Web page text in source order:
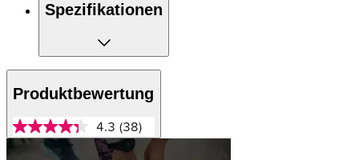
Spezifikationen
Produktbewertung
4.3
von
4.3 (38)